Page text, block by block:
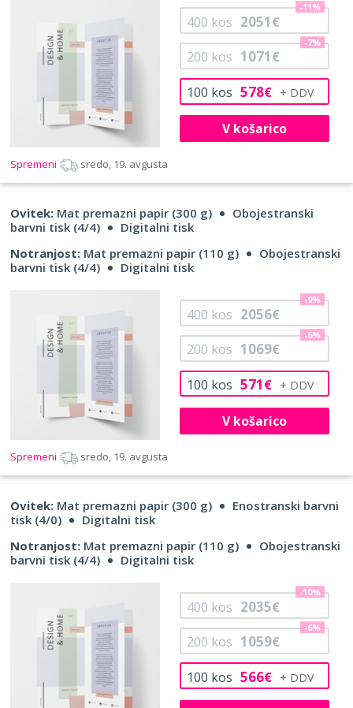
100 kos 578€
200 kos 1071€
-7%
400 kos 2051€
-11%
V košarico
Spremeni sredo, 19. avgusta
Ovitek: Mat premazni papir (300 g)
Obojestranski
barvni tisk (4/4)
Digitalni tisk
Notranjost: Mat premazni papir (110 g)
Obojestranski
barvni tisk (4/4)
Digitalni tisk
100 kos 571€
200 kos 1069€
-6%
400 kos 2056€
-9%
V košarico
Spremeni sredo, 19. avgusta
Ovitek: Mat premazni papir (300 g)
Enostranski barvni
tisk (4/0)
Digitalni tisk
Notranjost: Mat premazni papir (110 g)
Obojestranski
barvni tisk (4/4)
Digitalni tisk
100 kos 566€
200 kos 1059€
-6%
400 kos 2035€
-10%